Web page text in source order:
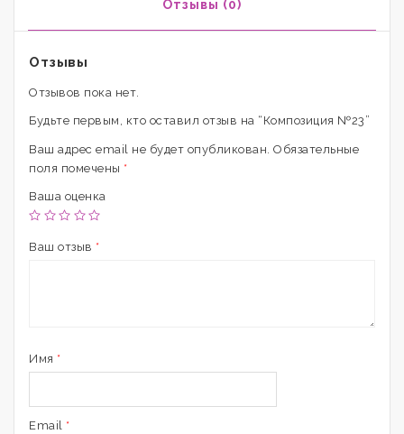
Отзывы (0)
Отзывы
Отзывов пока нет.
Будьте первым, кто оставил отзыв на “Композиция №23”
Ваш адрес email не будет опубликован. Обязательные
поля помечены *
Ваша оценка
Ваш отзыв *
Имя *
Email *